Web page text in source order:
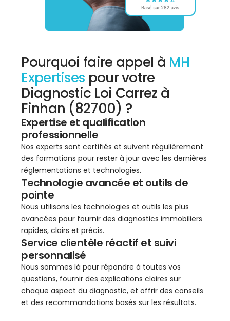
Pourquoi faire appel à MH
Expertises pour votre
Diagnostic Loi Carrez à
Finhan (82700) ?
Expertise et qualification
professionnelle
Nos experts sont certifiés et suivent régulièrement
des formations pour rester à jour avec les dernières
réglementations et technologies.
Technologie avancée et outils de
pointe
Nous utilisons les technologies et outils les plus
avancées pour fournir des diagnostics immobiliers
rapides, clairs et précis.
Service clientèle réactif et suivi
personnalisé
Nous sommes là pour répondre à toutes vos
questions, fournir des explications claires sur
chaque aspect du diagnostic, et offrir des conseils
et des recommandations basés sur les résultats.